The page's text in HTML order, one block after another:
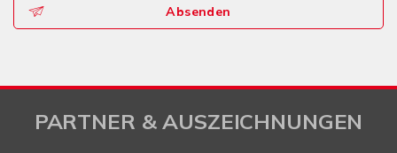
Absenden
PARTNER & AUSZEICHNUNGEN